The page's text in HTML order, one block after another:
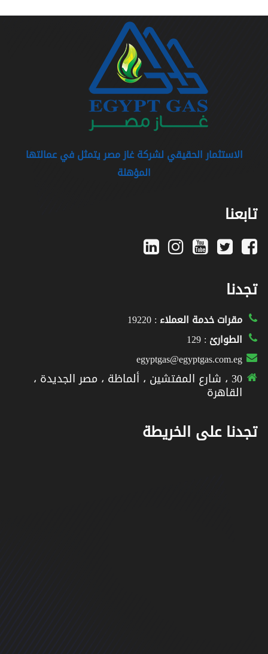
الاستثمار الحقيقي لشركة غاز مصر يتمثل في عمالتها
المؤهلة
تابعنا
تجدنا
مقرات خدمة العملاء : 19220
الطوارئ : 129
egyptgas@egyptgas.com.eg
30 ، شارع المفتشين ، ألماظة ، مصر الجديدة ،
القاهرة
تجدنا على الخريطة